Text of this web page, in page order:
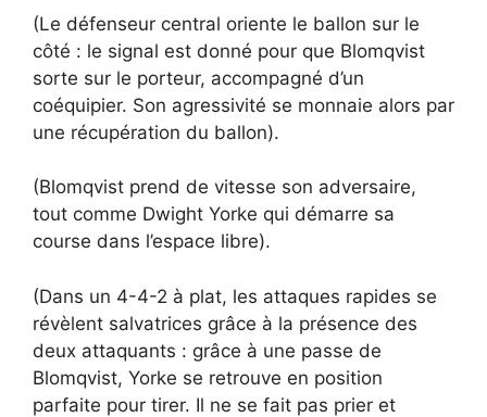
(Le défenseur central oriente le ballon sur le
côté : le signal est donné pour que Blomqvist
sorte sur le porteur, accompagné d’un
coéquipier. Son agressivité se monnaie alors par
une récupération du ballon).
(Blomqvist prend de vitesse son adversaire,
tout comme Dwight Yorke qui démarre sa
course dans l’espace libre).
(Dans un 4-4-2 à plat, les attaques rapides se
révèlent salvatrices grâce à la présence des
deux attaquants : grâce à une passe de
Blomqvist, Yorke se retrouve en position
parfaite pour tirer. Il ne se fait pas prier et